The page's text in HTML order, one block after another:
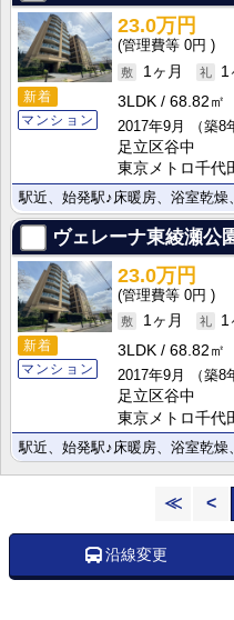
新着
マンション
23.0万円
0円
1ヶ月
1
3LDK
68.82㎡
2017年9月
（築8
足立区谷中
東京メトロ千代
駅近、始発駅♪床暖房、浴室乾
ヴェレーナ東綾瀬公
新着
マンション
23.0万円
0円
1ヶ月
1
3LDK
68.82㎡
2017年9月
（築8
足立区谷中
東京メトロ千代
駅近、始発駅♪床暖房、浴室乾
≪ <
沿線変更